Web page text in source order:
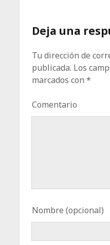
Deja una
Tu dirección de
publicada. Los
marcados con*
Comentario
Nombre (opcional)